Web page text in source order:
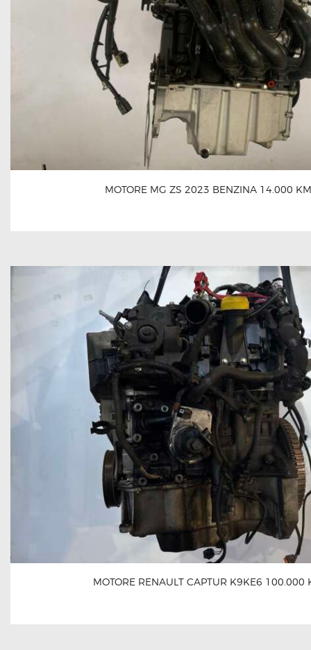
MOTORE MG ZS 2023 BENZINA 14.000 KM
MOTORE RENAULT CAPTUR K9KE6 100.000